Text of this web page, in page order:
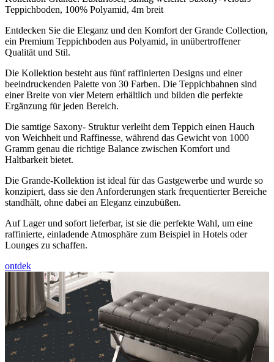
Teppichboden, 100% Polyamid, 4m breit
Entdecken Sie die Eleganz und den Komfort der Grande Collection,
ein Premium Teppichboden aus Polyamid, in unübertroffener
Qualität und Stil.
Die Kollektion besteht aus fünf raffinierten Designs und einer
beeindruckenden Palette von 30 Farben. Die Teppichbahnen sind
einer Breite von vier Metern erhältlich und bilden die perfekte
Ergänzung für jeden Bereich.
Die samtige Saxony- Struktur verleiht dem Teppich einen Hauch
von Weichheit und Raffinesse, während das Gewicht von 1000
Gramm genau die richtige Balance zwischen Komfort und
Haltbarkeit bietet.
Die Grande-Kollektion ist ideal für das Gastgewerbe und wurde so
konzipiert, dass sie den Anforderungen stark frequentierter Bereiche
standhält, ohne dabei an Eleganz einzubüßen.
Auf Lager und sofort lieferbar, ist sie die perfekte Wahl, um eine
raffinierte, einladende Atmosphäre zum Beispiel in Hotels oder
Lounges zu schaffen.
ontdek